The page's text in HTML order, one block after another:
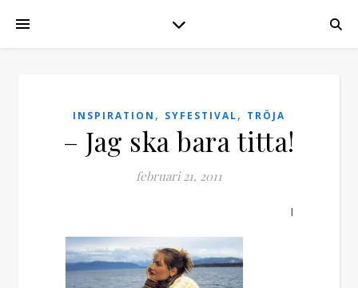
INSPIRATION , SYFESTIVAL, TRÖJA
– Jag ska bara titta!
februari 21, 2011
I